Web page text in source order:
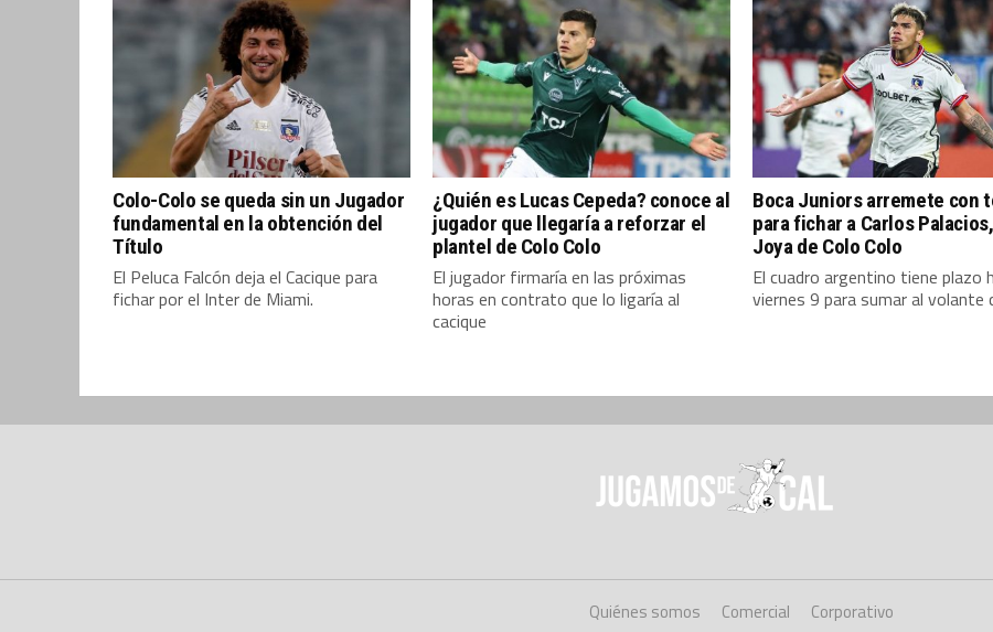
Colo-Colo se queda sin un Jugador
fundamental en la obtención del
Título
El Peluca Falcón deja el Cacique para
fichar por el Inter de Miami.
¿Quién es Lucas Cepeda? conoce al
jugador que llegaría a reforzar el
plantel de Colo Colo
El jugador firmaría en las próximas
horas en contrato que lo ligaría al
cacique
Boca Juniors arremete con
para fichar a Carlos
Joya de Colo Colo
El cuadro argentino tiene plazo
viernes 9 para sumar al volante
Quiénes somos Comercial Corporativo